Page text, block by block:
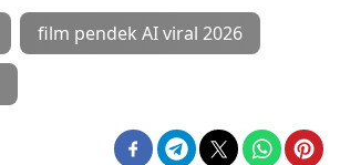
film pendek AI viral 2026